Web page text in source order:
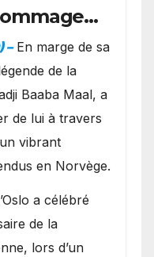
en
– ​En marge de sa
de la
Baaba Maal, a
de lui à travers
vibrant
en Norvège.
a célébré
de la
lors d’un